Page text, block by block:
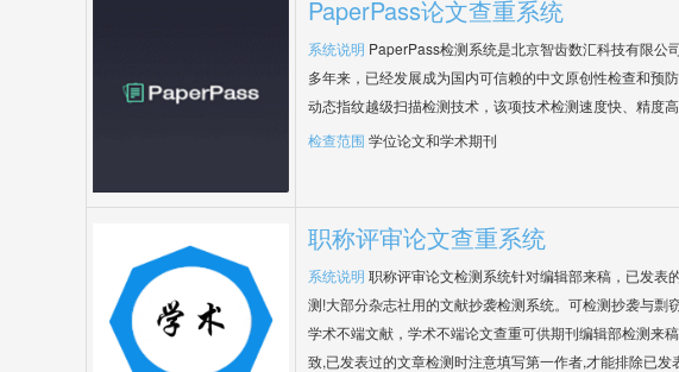
PaperPass论文查重系统
系统说明 PaperPass检测系统是北京智齿数汇科技有限公
多年来，已经发展成为国内可信赖的中文原创性检查和预
动态指纹越级扫描检测技术，该项技术检测速度快、精度高
检查范围 学位论文和学术期刊
职称评审论文查重系统
系统说明 职称评审论文检测系统针对编辑部来稿，已发表
测!大部分杂志社用的文献抄袭检测系统。可检测抄袭与剽
学术不端文献，学术不端论文查重可供期刊编辑部检测来
致,已发表过的文章检测时注意填写第一作者,才能排除已发